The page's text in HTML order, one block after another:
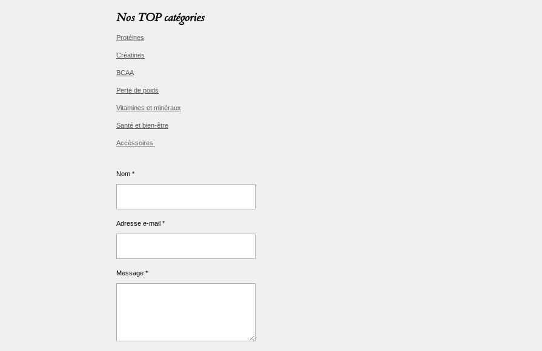
Nos TOP catégories
Protéines
Créatines
BCAA
Perte de poids
Vitamines et minéraux
Santé et bien-être
Accéssoires
Nom *
Adresse e-mail *
Message *